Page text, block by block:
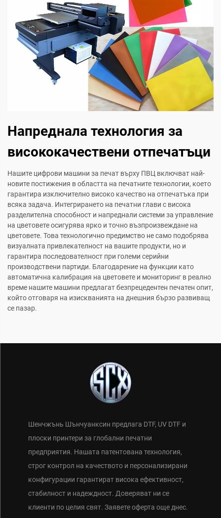
Напреднала технология за
висококачествени отпечатъци
Нашите цифрови машини за печат върху ПВЦ включват най-
новите постижения в областта на печатните технологии, което
гарантира изключително високо качество на отпечатъка при
всяка задача. Интегрирането на печатни глави с висока
разделителна способност и напреднали системи за управление
на цветовете осигурява ярко и точно възпроизвеждане на
цветовете. Това технологично предимство не само подобрява
визуалната привлекателност на вашите продукти, но и
гарантира последователност при големи серийни
производствени партиди. Благодарение на функции като
автоматична калибрация на цветовете и мониторинг в реално
време нашите машини предлагат безпрецедентен печатен опит,
който отговаря на изискванията на днешния бързо развиващ
се пазар.
Шенчжънь Шънчуанксин предлага DTF, UV DTF и
плоски принтери за глобални печатни
предприятия. Нашата патентована технология,
строг контрол на качеството и персонализирани
конфигурации гарантират висока ефективност,
стабилност и надеждност. Доверяват ни се
клиенти по целия свят. Заявете оферта още днес.